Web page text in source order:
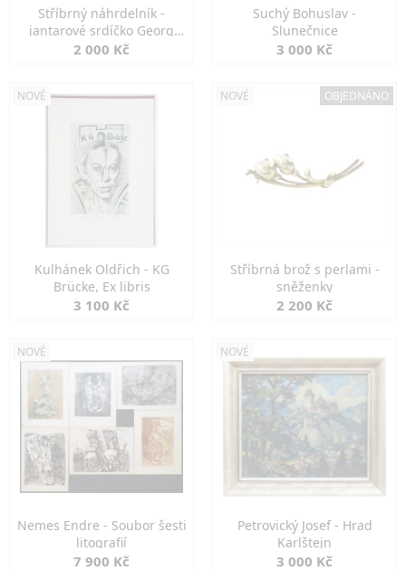
Stříbrný náhrdelník -
jantarové srdíčko Georg
Kramer
2 000 Kč
Suchý Bohuslav -
Slunečnice
3 000 Kč
NOVÉ
Kulhánek Oldřich - KG
Brücke, Ex libris
3 100 Kč
NOVÉ OBJEDNÁNO
Stříbrná brož s perlami -
sněženky
2 200 Kč
NOVÉ
Nemes Endre - Soubor šesti
litografií
7 900 Kč
NOVÉ
Petrovický Josef - Hrad
Karlštejn
3 000 Kč